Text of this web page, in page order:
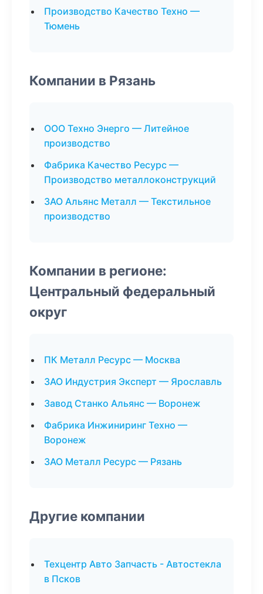
Производство Качество Техно —
Тюмень
Компании в Рязань
ООО Техно Энерго — Литейное
производство
Фабрика Качество Ресурс —
Производство металлоконструкций
ЗАО Альянс Металл — Текстильное
производство
Компании в регионе:
Центральный федеральный
округ
ПК Металл Ресурс — Москва
ЗАО Индустрия Эксперт — Ярославль
Завод Станко Альянс — Воронеж
Фабрика Инжиниринг Техно —
Воронеж
ЗАО Металл Ресурс — Рязань
Другие компании
Техцентр Авто Запчасть - Автостекла
в Псков